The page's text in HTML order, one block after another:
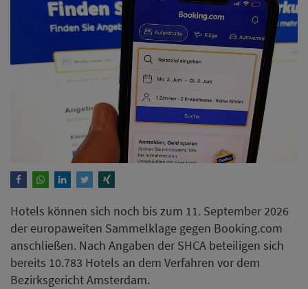
Hotels können sich noch bis zum 11. September 2026
der europaweiten Sammelklage gegen Booking.com
anschließen. Nach Angaben der SHCA beteiligen sich
bereits 10.783 Hotels an dem Verfahren vor dem
Bezirksgericht Amsterdam.